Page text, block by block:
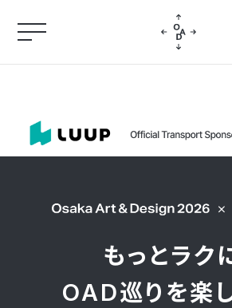
もっとラク
OAD巡りを楽し